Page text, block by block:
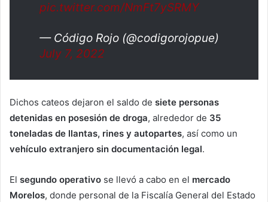
pic.twitter.com/NmFt7ySRMY
— Código Rojo (@codigorojopue)
July 7, 2022
Dichos cateos dejaron el saldo de siete personas
detenidas en posesión de droga, alrededor de 35
toneladas de llantas, rines y autopartes, así como un
vehículo extranjero sin documentación legal.
El segundo operativo se llevó a cabo en el mercado
Morelos, donde personal de la Fiscalía General del Estado